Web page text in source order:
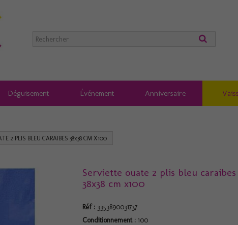
Déguisement Événement Anniversaire
2 PLIS BLEU CARAIBES 38x38 CM X100
Serviette ouate 2 plis bleu caraibes
38x38 cm x100
Réf : 3353890031737
Conditionnement : 100